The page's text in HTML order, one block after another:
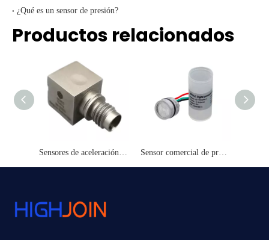
¿Qué es un sensor de presión?
Productos relacionados